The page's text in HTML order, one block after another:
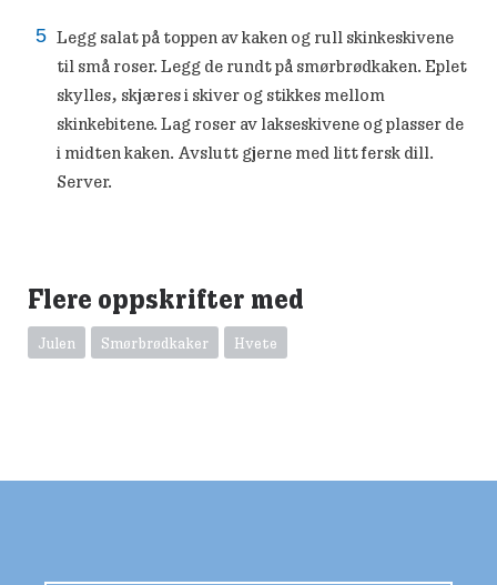
Legg salat på toppen av kaken og rull skinkeskivene
til små roser. Legg de rundt på smørbrødkaken. Eplet
skylles, skjæres i skiver og stikkes mellom
skinkebitene. Lag roser av lakseskivene og plasser de
i midten kaken. Avslutt gjerne med litt fersk dill.
Server.
Flere oppskrifter med
Julen Smørbrødkaker Hvete